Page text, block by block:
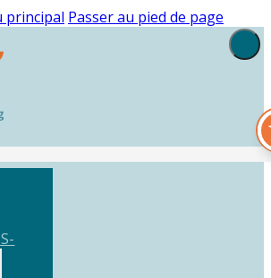
principal Passer au pied de page